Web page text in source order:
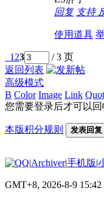
回复 支持
使用道具
1 23
/ 3 页
返回列表
高级模式
B Color Image Link
您需要登录后才可以回
本版积分规则 发表回复
|Archiver|手机版|
GMT+8, 2026-8-9 15:42